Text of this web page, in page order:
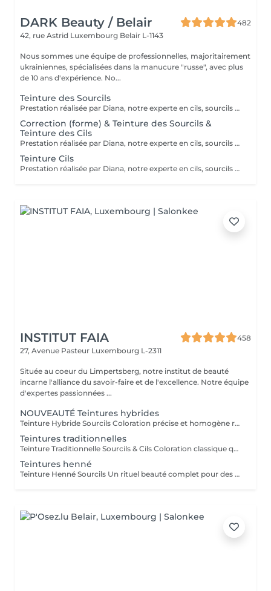
DARK Beauty / Belair
482
42, rue Astrid Luxembourg Belair L-1143
Nous sommes une équipe de professionnelles, majoritairement
ukrainiennes, spécialisées dans la manucure "russe", avec plus
de 10 ans d'expérience. No...
Teinture des Sourcils
Prestation réalisée par Diana, notre experte en cils, sourcils et épilation, avec plus de 10 ans d'expérience, garantissant précision et résultats de haute qualité.
Correction (forme) & Teinture des Sourcils &
Teinture des Cils
Prestation réalisée par Diana, notre experte en cils, sourcils et épilation, avec plus de 10 ans d'expérience, garantissant précision et résultats de haute qualité.
Teinture Cils
Prestation réalisée par Diana, notre experte en cils, sourcils et épilation, avec plus de 10 ans d'expérience, garantissant précision et résultats de haute qualité.
INSTITUT FAIA
458
27, Avenue Pasteur Luxembourg L-2311
Située au coeur du Limpertsberg, notre institut de beauté
incarne l'alliance du savoir-faire et de l'excellence. Notre équipe
d'expertes passionnées ...
NOUVEAUTÉ Teintures hybrides
Teinture Hybride Sourcils Coloration précise et homogène réalisée à l'airbrush qui colore à la fois la peau et le poil pour un effet maquillé longue durée. Avant la pose une restructuration complète est effectuée avec épilation au fil ou à la cire selon l'envie et le besoin de la cliente afin d'obtenir une ligne parfaitement dessinée. Tenue sur la peau jusqu'à 10 jours Tenue sur le poil jusqu'à 6 à 7 semaines Disponible en plusieurs teintes pour s'adapter à chaque carnation. Compatible avec le Browlift pour des sourcils plus denses, structurés et naturellement sublimés.
Teintures traditionnelles
Teinture Traditionnelle Sourcils & Cils Coloration classique qui intensifie la couleur naturelle des poils pour un regard plus profond et structuré. Tenue sur la peau 1 à 2 jours Tenue sur le poil jusqu'à 4 semaines Disponible en plusieurs teintes pour s'adapter à chaque carnation et couleur de poils. Compatible avec le Brow Lift et le Rehaussement de Cils pour un résultat harmonieux et durable. Il est également possible d'ajouter un soin à la kératine qui nourrit et hydrate en profondeur le poil du sourcil et du cil pour un fini plus doux, brillant et renforcé.
Teintures henné
Teinture Henné Sourcils Un rituel beauté complet pour des sourcils parfaitement dessinés et naturellement sublimés. La teinture au henné colore à la fois la peau et le poil offrant un effet maquillé et structuré sans maquillage. Avant la pose une restructuration sur mesure est réalisée, prise précise des points de mesure puis épilation au fil ou à la cire pour redéfinir harmonieusement la ligne du sourcil. Tenue sur la peau jusqu'à 10 jours Tenue sur le poil jusqu'à 5 semaines Disponible en plusieurs teintes adaptées à chaque carnation. Le résultat, des sourcils nets, équilibrés et intensément mis en valeur avec un rendu naturel et soigné.